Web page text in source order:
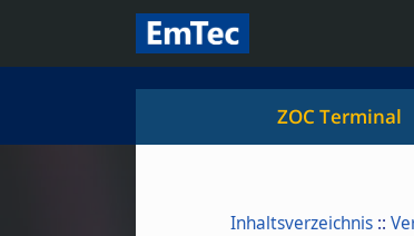
ZOC Terminal
Inhaltsverzeichnis ::